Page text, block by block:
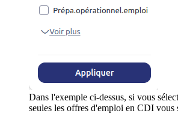
Dans l'exemple ci-dessus, si vous
seules les offres d'emploi en CDI vous